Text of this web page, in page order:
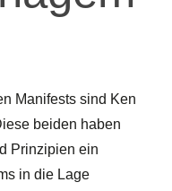
Manifests sind Ken
beiden haben
Prinzipien ein
in die Lage